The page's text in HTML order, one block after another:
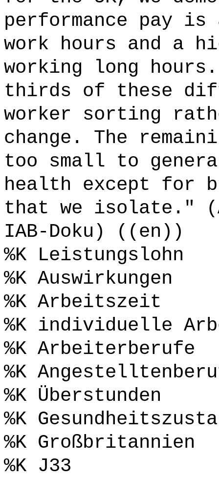
performance pay is
work hours and a
working long
thirds of these
worker sorting
change. The
too small to
health except for
that we isolate."
IAB-Doku) ((en))
%K Leistungslohn
%K Auswirkungen
%K Arbeitszeit
%K individuelle
%K Arbeiterberufe
%K
%K Überstunden
%K
%K Großbritannien
%K J33